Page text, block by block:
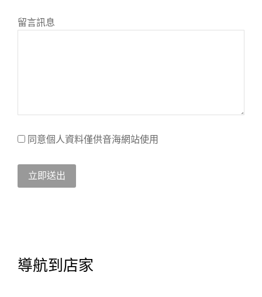
留言訊息
同意個人資料僅供音海網站使用
立即送出
導航到店家